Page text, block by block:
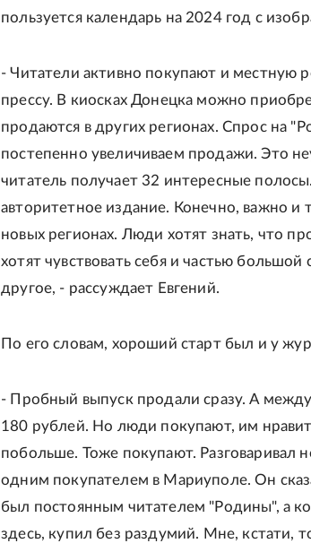
пользуется календарь на 2024 год с
- Читатели активно покупают и местную
прессу. В киосках Донецка можно
продаются в других регионах. Спрос на
постепенно увеличиваем продажи. Это
читатель получает 32 интересные
авторитетное издание. Конечно, важно и
новых регионах. Люди хотят знать, что
хотят чувствовать себя и частью большой
другое, - рассуждает Евгений.
По его словам, хороший старт был и у
- Пробный выпуск продали сразу. А
180 рублей. Но люди покупают, им
побольше. Тоже покупают. Разговаривал
одним покупателем в Мариуполе. Он
был постоянным читателем "Родины", а
здесь, купил без раздумий. Мне, кстати,